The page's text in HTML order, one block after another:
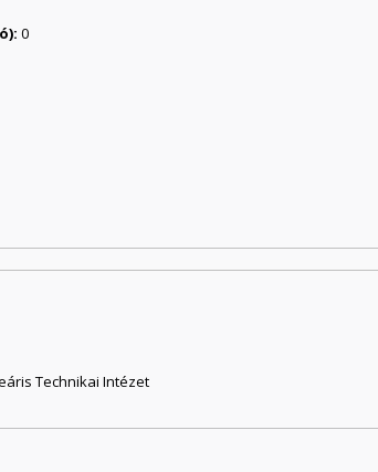
0
Technikai Intézet